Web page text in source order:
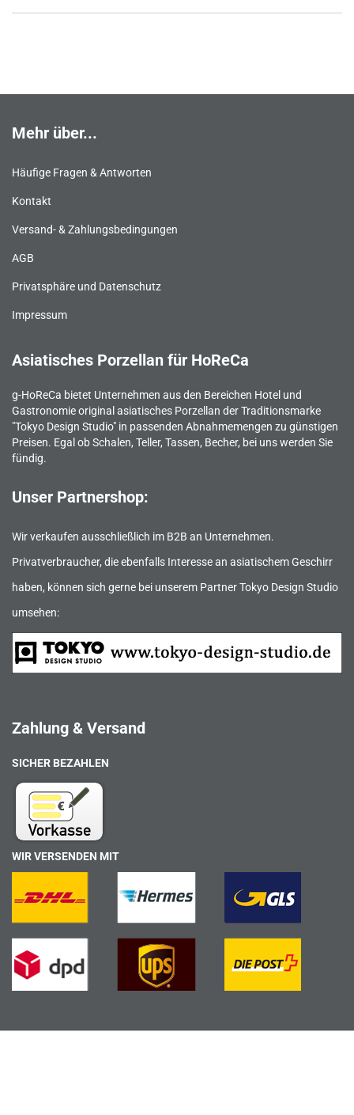
Mehr über...
Häufige Fragen & Antworten
Kontakt
Versand- & Zahlungsbedingungen
AGB
Privatsphäre und Datenschutz
Impressum
Asiatisches Porzellan für HoReCa
g-HoReCa bietet Unternehmen aus den Bereichen Hotel und
Gastronomie original asiatisches Porzellan der Traditionsmarke
"Tokyo Design Studio" in passenden Abnahmemengen zu günstigen
Preisen. Egal ob Schalen, Teller, Tassen, Becher, bei uns werden Sie
fündig.
Unser Partnershop:
Wir verkaufen ausschließlich im B2B an Unternehmen.
Privatverbraucher, die ebenfalls Interesse an asiatischem Geschirr
haben, können sich gerne bei unserem Partner Tokyo Design Studio
umsehen:
Zahlung & Versand
SICHER BEZAHLEN
WIR VERSENDEN MIT